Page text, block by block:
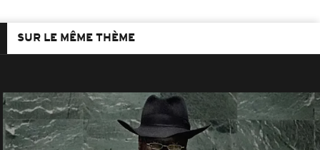
SUR LE MÊME THÈME